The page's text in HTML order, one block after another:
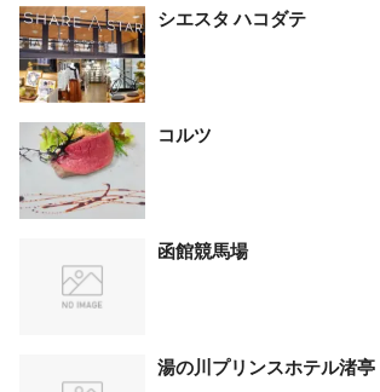
シエスタ ハコダテ
コルツ
函館競馬場
湯の川プリンスホテル渚亭